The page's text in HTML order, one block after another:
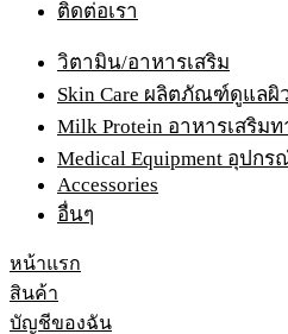
ติดต่อเรา
วิตามิน/อาหารเสริม
Skin Care ผลิตภัณฑ์ดูแลผิ
Milk Protein อาหารเสริม
Medical Equipment อุปก
Accessories
อื่นๆ
หน้าแรก
สินค้า
บัญชีของฉัน